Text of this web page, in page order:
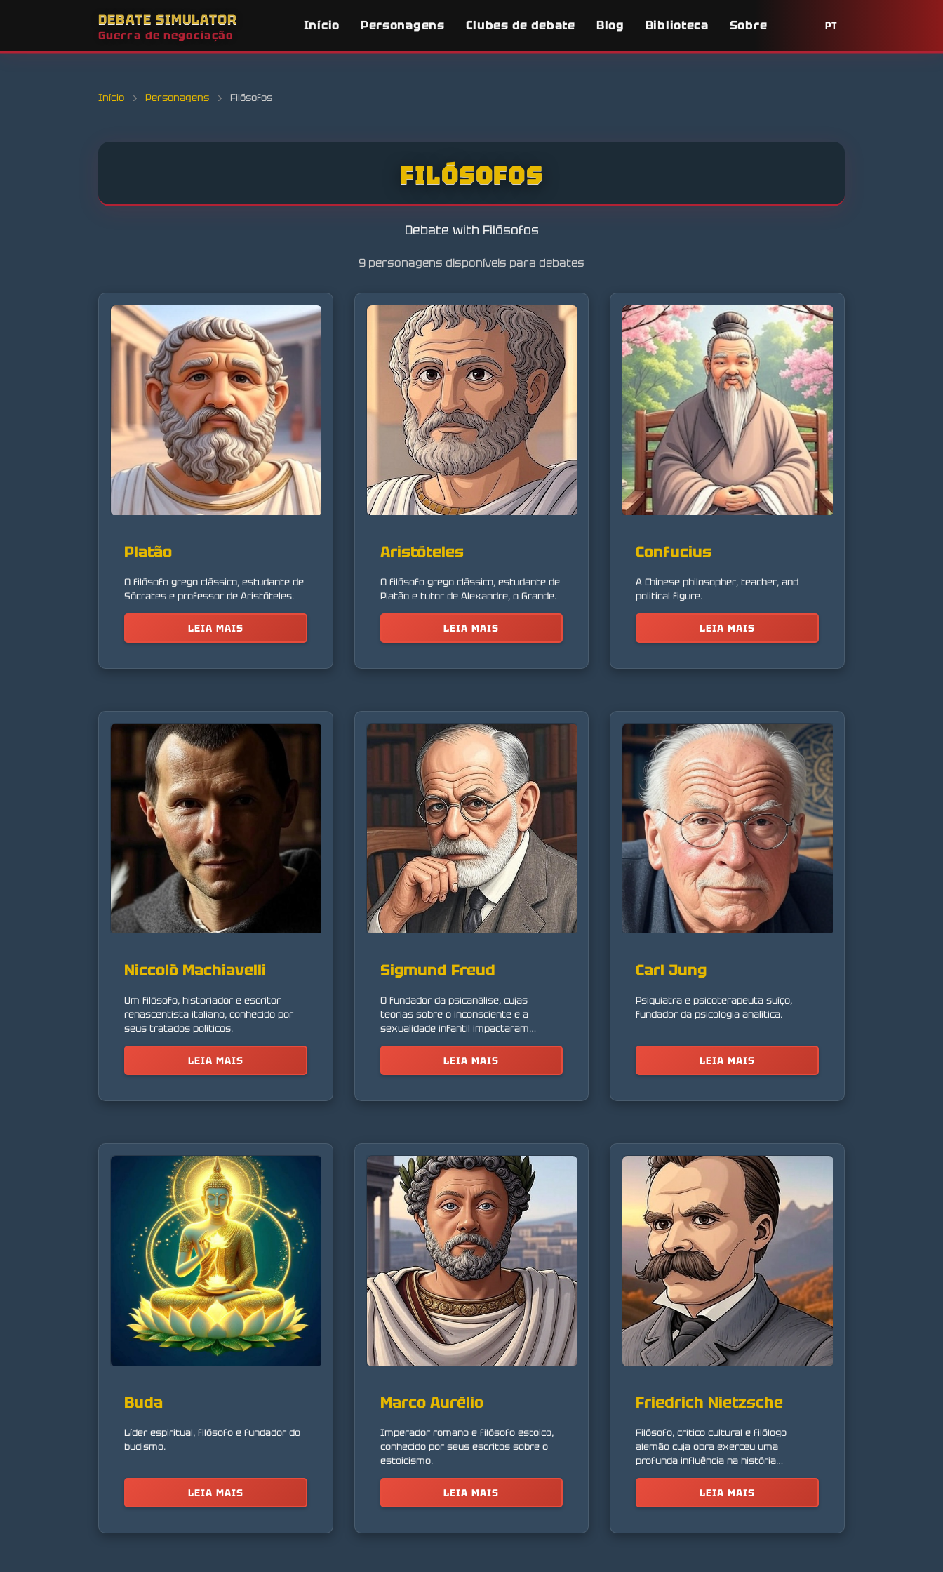
DEBATE SIMULATOR
Guerra de negociação
Início Personagens Clubes de debate Blog Biblioteca Sobre PT
Início › Personagens › Filósofos
FILÓSOFOS
Debate with Filósofos
9 personagens disponíveis para debates
Platão
O filósofo grego clássico, estudante de
Sócrates e professor de Aristóteles.
LEIA MAIS
Aristóteles
O filósofo grego clássico, estudante de
Platão e tutor de Alexandre, o Grande.
LEIA MAIS
Confucius
A Chinese philosopher, teacher, and
political figure.
LEIA MAIS
Niccolò Machiavelli
Um filósofo, historiador e escritor
renascentista italiano, conhecido por
seus tratados políticos.
LEIA MAIS
Sigmund Freud
O fundador da psicanálise, cujas
teorias sobre o inconsciente e a
sexualidade infantil impactaram
LEIA MAIS
Carl Jung
Psiquiatra e psicoterapeuta suíço,
fundador da psicologia analítica.
LEIA MAIS
Buda
Líder espiritual, filósofo e fundador do
budismo.
LEIA MAIS
Marco Aurélio
Imperador romano e filósofo estoico,
conhecido por seus escritos sobre o
estoicismo.
LEIA MAIS
Friedrich Nietzsche
Filósofo, crítico cultural e filólogo
alemão cuja obra exerceu uma
profunda influência na história
LEIA MAIS